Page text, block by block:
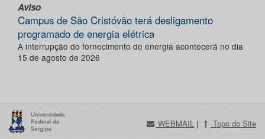
Aviso
Campus de São Cristóvão terá desligamento
programado de energia elétrica
A interrupção do fornecimento de energia acontecerá no dia
15 de agosto de 2026
WEBMAIL | Topo do Site